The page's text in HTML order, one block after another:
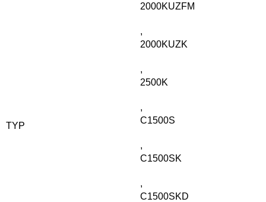
TYP
2000KUZFM
,
2000KUZK
,
2500K
,
C1500S
,
C1500SK
,
C1500SKD